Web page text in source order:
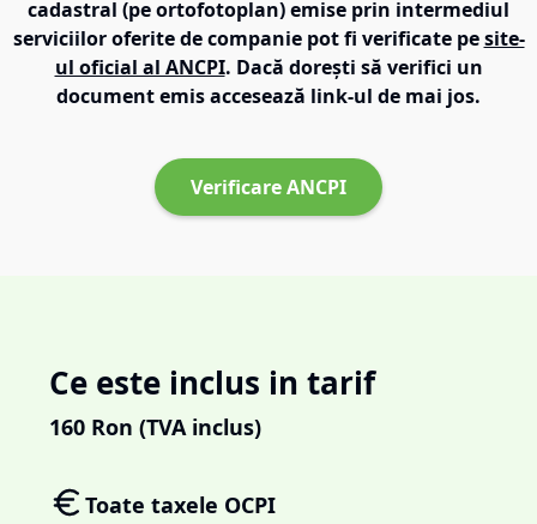
cadastral (pe ortofotoplan) emise prin intermediul
serviciilor oferite de companie pot fi verificate pe site-
ul oficial al ANCPI. Dacă dorești să verifici un
document emis accesează link-ul de mai jos.
Verificare ANCPI
Ce este inclus in tarif
160 Ron (TVA inclus)
Toate taxele OCPI